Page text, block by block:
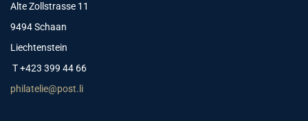
Alte Zollstrasse 11
9494 Schaan
Liechtenstein
T +423 399 44 66
philatelie@post.li